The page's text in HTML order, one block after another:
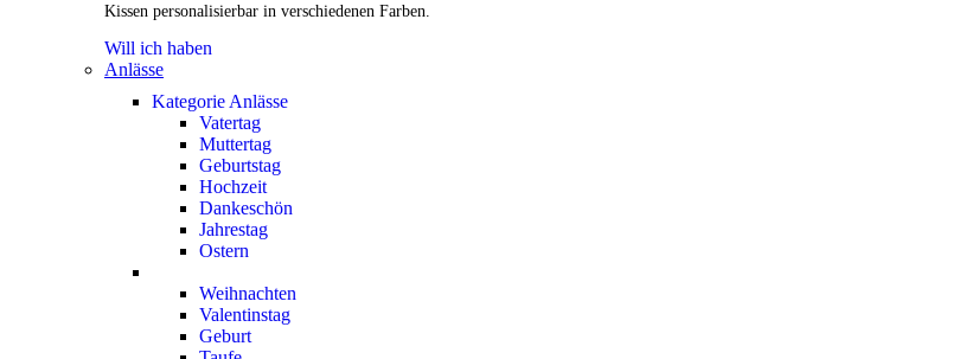
Kissen personalisierbar in verschiedenen Farben.
Will ich haben
Anlässe
Kategorie Anlässe
Vatertag
Muttertag
Geburtstag
Hochzeit
Dankeschön
Jahrestag
Ostern
Weihnachten
Valentinstag
Geburt